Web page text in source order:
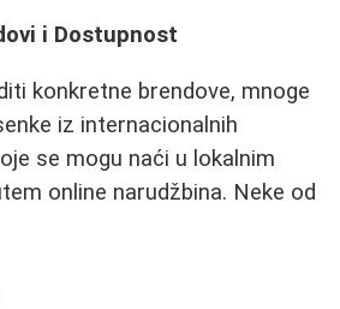
i Dostupnost
konkretne brendove, mnoge
iz internacionalnih
se mogu naći u lokalnim
online narudžbina. Neke od